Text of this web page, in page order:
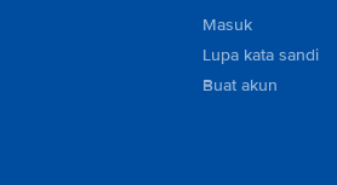
Masuk
Lupa kata sandi
Buat akun